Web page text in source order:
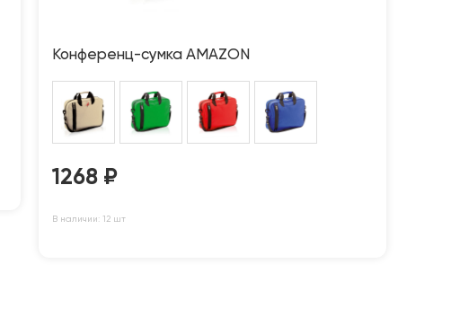
Конференц-сумка AMAZON
1268 ₽
В наличии: 12 шт